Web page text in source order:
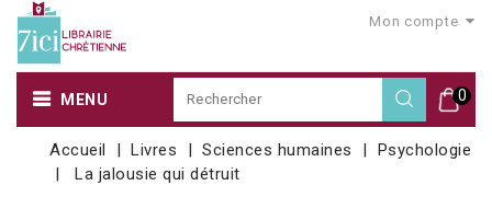
Mon compte
0
MENU
Accueil Livres Sciences humaines
Psychologie
La jalousie qui détruit